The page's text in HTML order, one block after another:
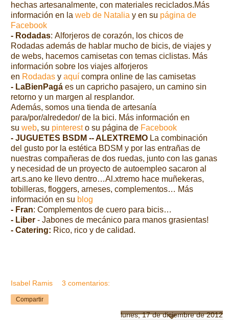
hechas artesanalmente, con materiales reciclados.Más
información en la web de Natalia y en su página de
Facebook
- Rodadas: Alforjeros de corazón, los chicos de
Rodadas además de hablar mucho de bicis, de viajes y
de webs, hacemos camisetas con temas ciclistas. Más
información sobre los viajes alforjeros
en Rodadas y aquí compra online de las camisetas
- LaBienPagá es un capricho pasajero, un camino sin
retorno y un margen al resplandor.
Además, somos una tienda de artesanía
para/por/alrededor/ de la bici. Más información en
su web, su pinteresto su página de Facebook
- JUGUETES BSDM -- ALEXTREMO La combinación
del gusto por la estética BDSM y por las entrañas de
nuestras compañeras de dos ruedas, junto con las ganas
y necesidad de un proyecto de autoempleo sacaron al
art.s.ano ke llevo dentro…Al.xtremo hace muñekeras,
tobilleras, floggers, arneses, complementos… Más
información en su blog
- Fran: Complementos de cuero para bicis…
- Liber - Jabones de mecánico para manos grasientas!
- Catering: Rico, rico y de calidad.
Isabel Ramis 3 comentarios:
Compartir
lunes, 17 de diciembre de 2012